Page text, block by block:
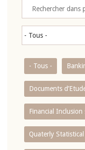
- Tous -
Documents
Financial Inclusion
Quaterly